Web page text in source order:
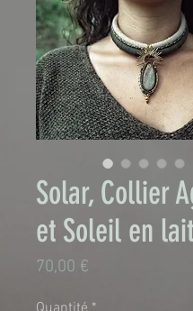
Solar, Collier
et Soleil en
70,00 €